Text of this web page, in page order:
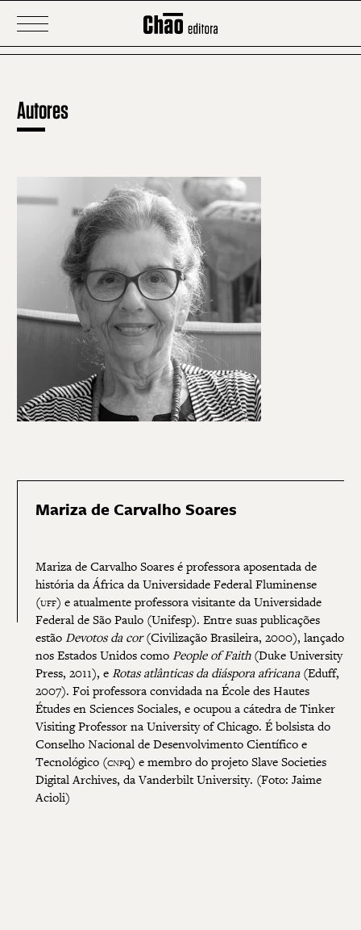
Autores
Mariza de Carvalho Soares
Mariza de Carvalho Soares é professora aposentada de
história da África da Universidade Federal Fluminense
(uff) e atualmente professora visitante da Universidade
Federal de São Paulo (Unifesp). Entre suas publicações
estão Devotos da cor(Civilização Brasileira, 2000), lançado
nos Estados Unidos como People of Faith (Duke University
Press, 2011), e Rotas atlânticas da diáspora africana (Eduff,
2007). Foi professora convidada na École des Hautes
Études en Sciences Sociales, e ocupou a cátedra de Tinker
Visiting Professor na University of Chicago. É bolsista do
Conselho Nacional de Desenvolvimento Científico e
Tecnológico (cnpq) e membro do projeto Slave Societies
Digital Archives, da Vanderbilt University. (Foto: Jaime
Acioli)